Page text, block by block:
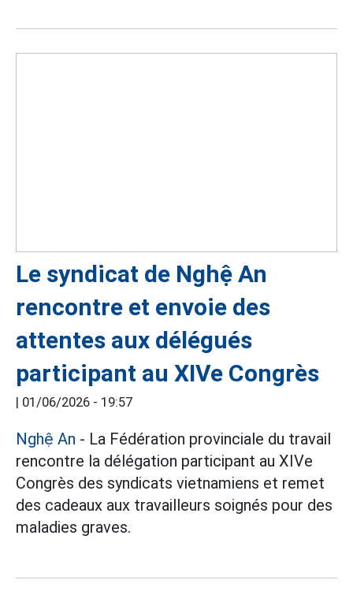
Le syndicat de Nghệ An
rencontre et envoie des
attentes aux délégués
participant au XIVe Congrès
| 01/06/2026 - 19:57
Nghệ An - La Fédération provinciale du travail
rencontre la délégation participant au XIVe
Congrès des syndicats vietnamiens et remet
des cadeaux aux travailleurs soignés pour des
maladies graves.